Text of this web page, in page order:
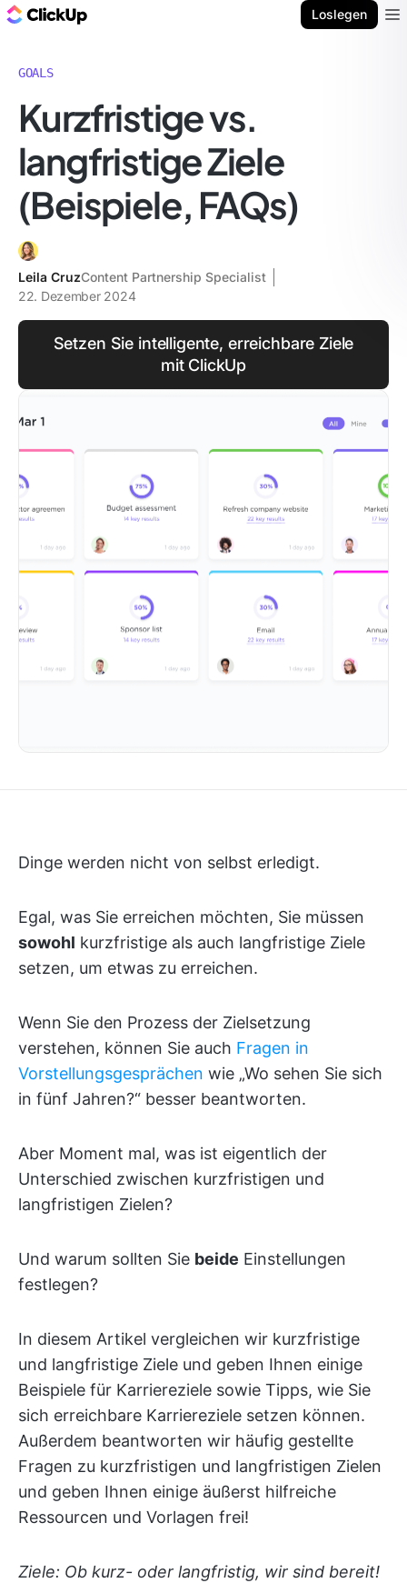
Loslegen
GOALS
Kurzfristige vs.
langfristige Ziele
(Beispiele, FAQs)
Leila CruzContent Partnership Specialist
22. Dezember 2024
Setzen Sie intelligente, erreichbare Ziele
mit ClickUp
Dinge werden nicht von selbst erledigt.
Egal, was Sie erreichen möchten, Sie müssen
sowohl kurzfristige als auch langfristige Ziele
setzen, um etwas zu erreichen.
Wenn Sie den Prozess der Zielsetzung
verstehen, können Sie auch Fragen in
Vorstellungsgesprächen wie „Wo sehen Sie sich
in fünf Jahren?“ besser beantworten.
Aber Moment mal, was ist eigentlich der
Unterschied zwischen kurzfristigen und
langfristigen Zielen?
Und warum sollten Sie beide Einstellungen
festlegen?
In diesem Artikel vergleichen wir kurzfristige
und langfristige Ziele und geben Ihnen einige
Beispiele für Karriereziele sowie Tipps, wie Sie
sich erreichbare Karriereziele setzen können.
Außerdem beantworten wir häufig gestellte
Fragen zu kurzfristigen und langfristigen Zielen
und geben Ihnen einige äußerst hilfreiche
Ressourcen und Vorlagen frei!
Ziele: Ob kurz- oder langfristig, wir sind bereit!